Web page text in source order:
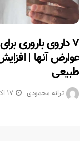
۷ داروی باروری
عوارض آنها |
طبیعی
ترانه محمودی 17 اکتبر 2021